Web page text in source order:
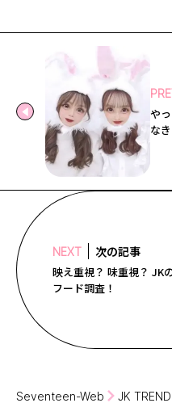
や
な
NEXT 次の記事
映え重視？ 味重視？ JK
フード調査！
Seventeen-Web JK TREND